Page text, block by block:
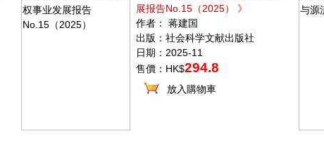
展报告No.15（2025） 》
作者： 蒋建国
出版：社会科学文献出版社
日期：2025-11
售價：HK$294.8
放入購物車